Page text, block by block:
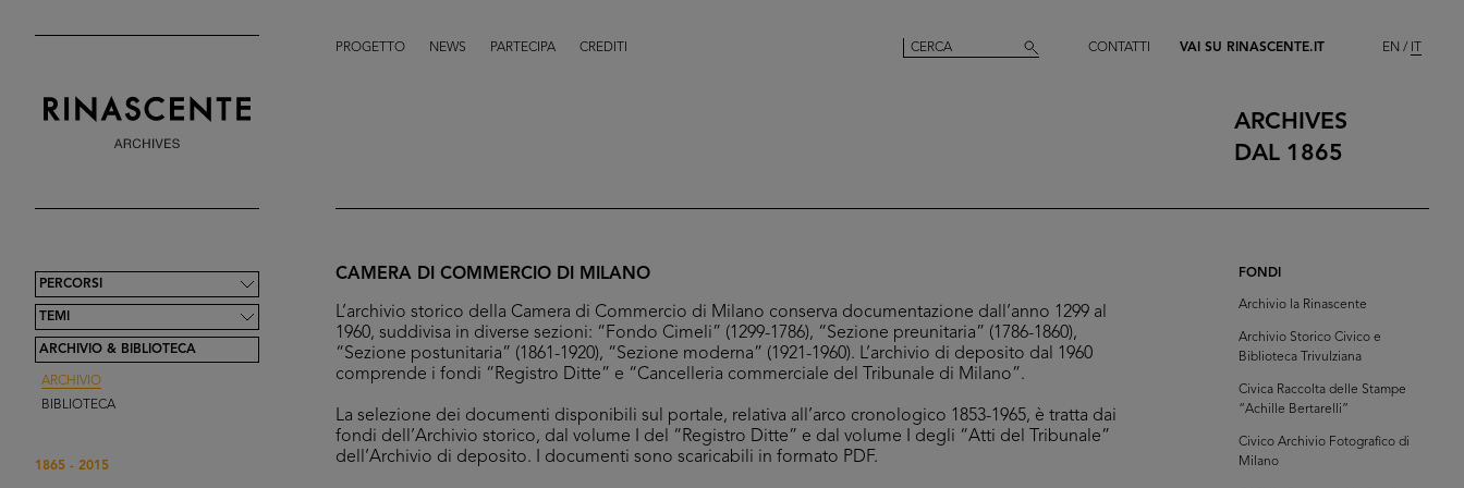
PROGETTO NEWS PARTECIPA CREDITI CONTATTI VAI SU RINASCENTE.IT EN
ARCHIVES
DAL 1865
PERCORSI
TEMI
ARCHIVIO & BIBLIOTECA
ARCHIVIO
BIBLIOTECA
1865 - 2015
CAMERA DI COMMERCIO DI MILANO
L’archivio storico della Camera di Commercio di Milano conserva documentazione dall’anno 1299 al
1960, suddivisa in diverse sezioni: “Fondo Cimeli” (1299-1786), “Sezione preunitaria” (1786-1860),
“Sezione postunitaria” (1861-1920), “Sezione moderna” (1921-1960). L’archivio di deposito dal 1960
comprende i fondi “Registro Ditte” e “Cancelleria commerciale del Tribunale di Milano”.
La selezione dei documenti disponibili sul portale, relativa all’arco cronologico 1853-1965, è tratta dai
fondi dell’Archivio storico, dal volume I del “Registro Ditte” e dal volume I degli “Atti del Tribunale”
dell’Archivio di deposito. I documenti sono scaricabili in formato PDF.
FONDI
Archivio la Rinascente
Archivio Storico Civico e
Biblioteca Trivulziana
Civica Raccolta delle Stampe
“Achille Bertarelli”
Civico Archivio Fotografico di
Milano